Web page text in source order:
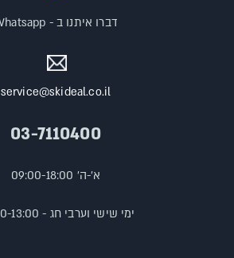
service@skideal.co.il
03-7110400
א'-ה' 09:00-18:00
ימי שישי וערבי חג - 09:00-13:00
דברו איתנו ב - Whatsapp